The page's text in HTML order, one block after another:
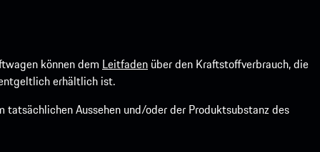
können dem Leitfaden über den Kraftstoffverbrauch, die
erhältlich ist.
Aussehen und/oder der Produktsubstanz des